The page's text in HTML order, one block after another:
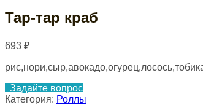
Тар-тар краб
693 ₽
Задайте вопрос
Категория: Роллы